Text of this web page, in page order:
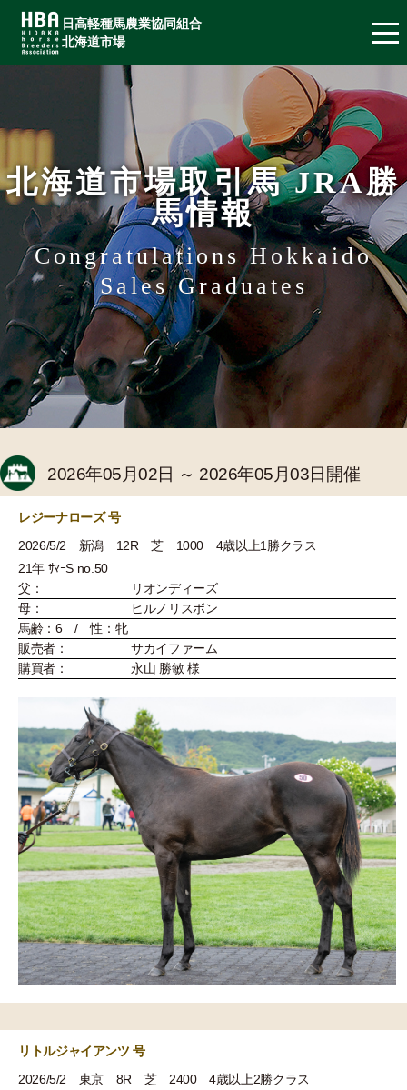
日高軽種馬農業協同組合
北海道市場
北海道市場取引馬 JRA勝
馬情報
Congratulations Hokkaido
Sales Graduates
2026年05月02日 ～ 2026年05月03日開催
レジーナローズ 号
2026/5/2 新潟 12R 芝 1000 4歳以上1勝クラス
21年 ｻﾏｰS no.50
父：
リオンディーズ
母：
ヒルノリスボン
馬齢：6 / 性：牝
販売者：
サカイファーム
購買者：
永山 勝敏 様
リトルジャイアンツ 号
2026/5/2 東京 8R 芝 2400 4歳以上2勝クラス